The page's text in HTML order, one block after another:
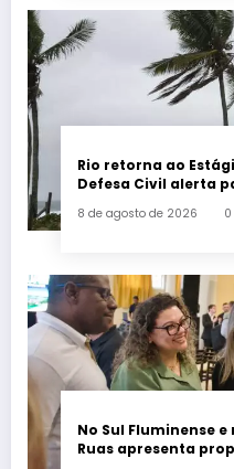
Rio retorna ao
Defesa Civil alerta
8 de agosto de 2026
No Sul Fluminense
Ruas apresenta